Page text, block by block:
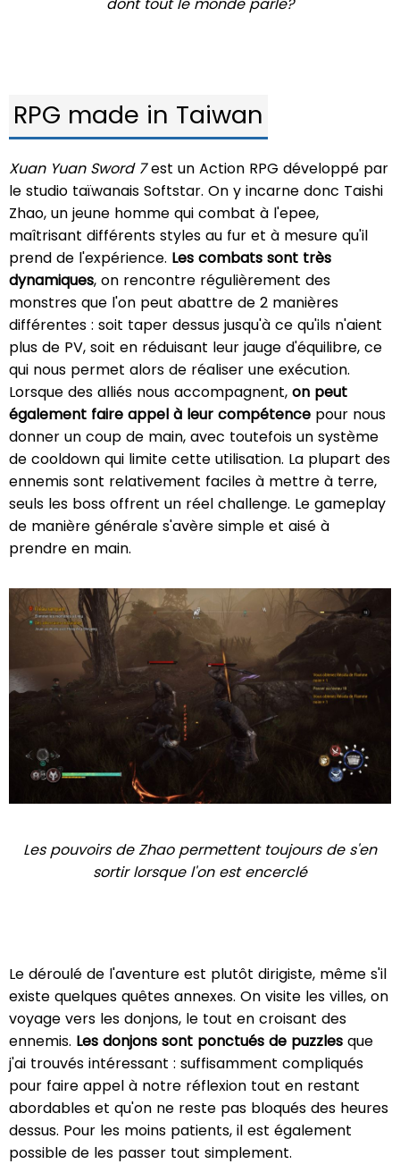
RPG made in Taiwan
Xuan Yuan Sword 7est un Action RPG développé par
le studio taïwanais Softstar. On y incarne donc Taishi
Zhao, un jeune homme qui combat à l'epee,
maîtrisant différents styles au fur et à mesure qu'il
prend de l'expérience. Les combats sont très
dynamiques, on rencontre régulièrement des
monstres que l'on peut abattre de 2 manières
différentes : soit taper dessus jusqu'à ce qu'ils n'aient
plus de PV, soit en réduisant leur jauge d'équilibre, ce
qui nous permet alors de réaliser une exécution.
Lorsque des alliés nous accompagnent, on peut
également faire appel à leur compétence pour nous
donner un coup de main, avec toutefois un système
de cooldown qui limite cette utilisation. La plupart des
ennemis sont relativement faciles à mettre à terre,
seuls les boss offrent un réel challenge. Le gameplay
de manière générale s'avère simple et aisé à
prendre en main.
Les pouvoirs de Zhao permettent toujours de s'en
sortir lorsque l'on est encerclé
Le déroulé de l'aventure est plutôt dirigiste, même s'il
existe quelques quêtes annexes. On visite les villes, on
voyage vers les donjons, le tout en croisant des
ennemis. Les donjons sont ponctués de puzzles que
j'ai trouvés intéressant : suffisamment compliqués
pour faire appel à notre réflexion tout en restant
abordables et qu'on ne reste pas bloqués des heures
dessus. Pour les moins patients, il est également
possible de les passer tout simplement.